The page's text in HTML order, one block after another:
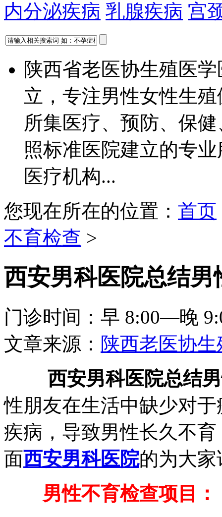
内分泌疾病 乳腺疾病 宫
陕西省老医协生殖医
立，专注男性女性生
所集医疗、预防、保
照标准医院建立的专
医疗机构...
您现在所在的位置： 首页
不育检查 >
西安男科医院总结
门诊时间：早 8:00—晚
文章来源： 陕西老医协
西安男科医院总结
性朋友在生活中缺少对
疾病，导致男性长久不
面西安男科医院的为大
男性不育检查项目：